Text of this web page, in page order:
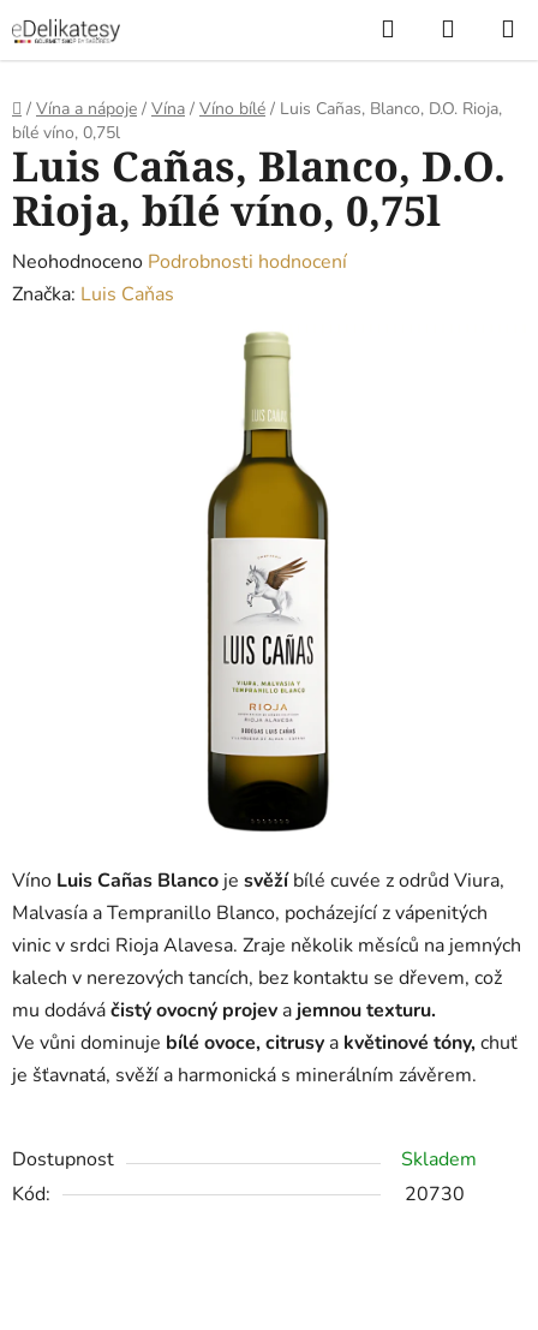
na
obsah
Hledat
KOŠÍK
Domů
/ Vína a nápoje / Vína / Víno bílé / Luis Cañas, Blanco, D.O. Rioja,
bílé víno, 0,75l
Víno Luis Cañas Blanco je svěžíbílé cuvée z odrůd Viura,
Malvasía a Tempranillo Blanco, pocházející z vápenitých
vinic v srdci Rioja Alavesa. Zraje několik měsíců na jemných
kalech v nerezových tancích, bez kontaktu se dřevem, což
mu dodáváčistý ovocný projev a jemnou texturu.
Ve vůni dominuje bílé ovoce, citrusy a květinové tóny,chuť
je šťavnatá, svěží a harmonická s minerálním závěrem.
Dostupnost
Skladem
Kód:
20730
Luis Cañas, Blanco, D.O.
Rioja, bílé víno, 0,75l
Průměrné
hodnocení
Neohodnoceno Podrobnosti hodnocení
Značka: Luis Caňas